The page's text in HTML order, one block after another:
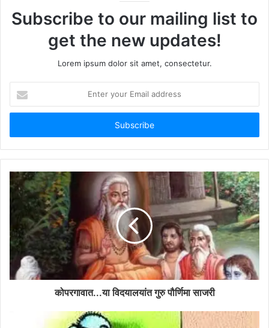
Subscribe to our mailing list to
get the new updates!
Lorem ipsum dolor sit amet, consectetur.
your
Email
कोपरगावात...या विदयालयांत गुरु पौर्णिमा साजरी